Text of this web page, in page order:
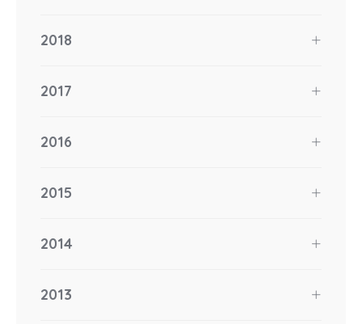
2018
2017
2016
2015
2014
2013